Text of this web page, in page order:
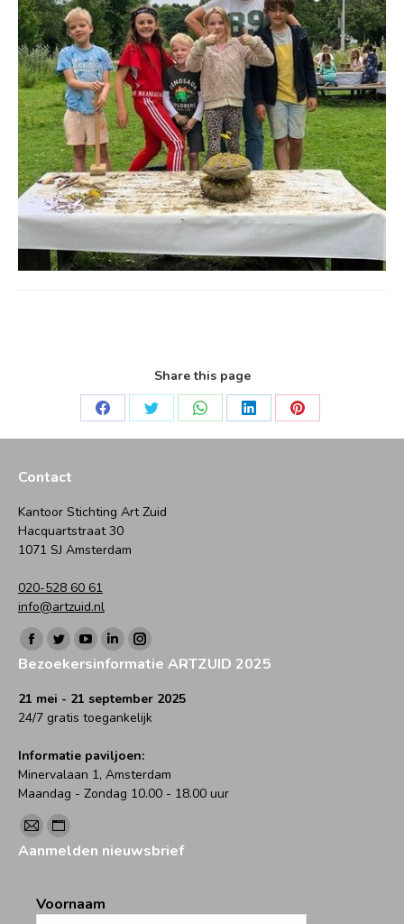
Share this page
Deel
Deel
Deel
Deel
Deel
Contact
Kantoor Stichting Art Zuid
Hacquartstraat 30
1071 SJ Amsterdam
020-528 60 61
info@artzuid.nl
Vind ons op:
Facebook
page
opens
in
window
Twitter
page
opens
in
window
YouTube
page
opens
in
window
Linkedin
page
opens
in
window
Instagram
page
opens
in
window
Bezoekersinformatie ARTZUID 2025
21 mei - 21 september 2025
24/7 gratis toegankelijk
Informatie paviljoen:
Minervalaan 1, Amsterdam
Maandag - Zondag 10.00 - 18.00 uur
Vind ons op:
Mail
page
in
Website
page
in
Aanmelden nieuwsbrief
Voornaam